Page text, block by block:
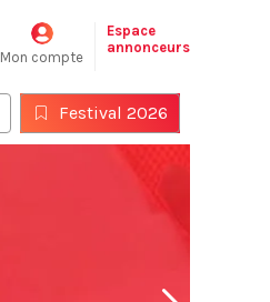
Mon compte
Espace
annonceurs
Festival 2026